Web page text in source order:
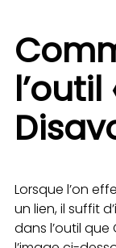
Lorsque l’on
un lien, il suffit
dans l’outil